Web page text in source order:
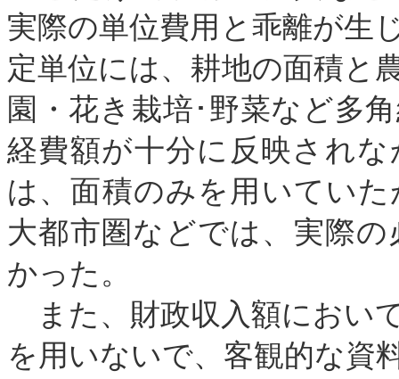
実際の単位費用と乖離が生
定単位には、耕地の面積と
園・花き栽培･野菜など多
経費額が十分に反映され
は、面積のみを用いてい
大都市圏などでは、実際
かった。
また、財政収入額におい
を用いないで、客観的な資